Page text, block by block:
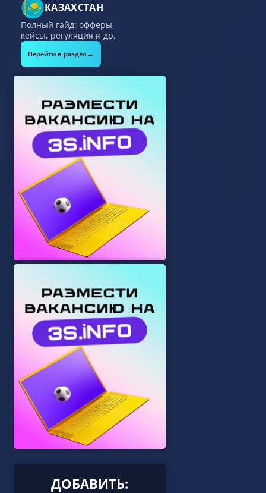
КАЗАХСТАН
Полный гайд: офферы,
кейсы, регуляция и др.
Перейти в раздел →
ДОБАВИТЬ: